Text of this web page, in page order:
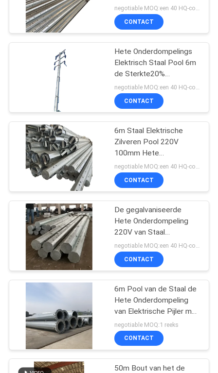
VERZOEK
OM EEN
SITEMAP
PRIVACYBELEID
Gegalvaniseerd
Staal Pool
100
Staal Elektrische
Pool
70
De Structuren van
het
hulpkantoorstaal
opbrengststerkte
negotiable MOQ:een 40 HQ-container
CONTACT
Hete Onderdompelings
Elektrisch Staal Pool 6m
de Sterkte20%
Verlenging 100mm van
de Hoogte250mpa
Opbrengst
negotiable MOQ:een 40 HQ-container
CONTACT
6m Staal Elektrische
Zilveren Pool 220V
100mm Hete
Gegalvaniseerde
Onderdompeling
CONTACT
De gegalvaniseerde
Hete Onderdompeling
220V van Staal
Elektrische Pylon Pool
met 20%-Verlenging
CONTACT
6m Pool van de Staal de
Hete Onderdompeling
van Elektrische Pijler met
20%-Verlenging
negotiable MOQ:1 reeks
CONTACT
50m Bout van het de